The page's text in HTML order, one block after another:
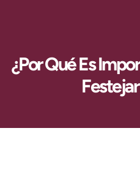
¿Por Qué Es